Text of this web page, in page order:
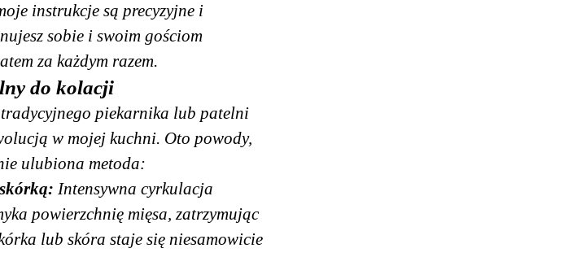
instrukcje są precyzyjne i
sobie i swoim gościom
za każdym razem.
do kolacji
piekarnika lub patelni
w mojej kuchni. Oto powody,
ulubiona metoda:
Intensywna cyrkulacja
powierzchnię mięsa, zatrzymując
lub skóra staje się niesamowicie